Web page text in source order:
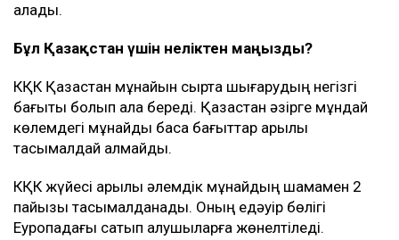
алады.
Бұл Қазақстан үшін неліктен маңызды?
КҚК Қазақстан мұнайын сыртқа шығарудың негізгі
бағыты болып қала береді. Қазақстан әзірге мұндай
көлемдегі мұнайды басқа бағыттар арқылы
тасымалдай алмайды.
КҚК жүйесі арқылы әлемдік мұнайдың шамамен 2
пайызы тасымалданады. Оның едәуір бөлігі
Еуропадағы сатып алушыларға жөнелтіледі.